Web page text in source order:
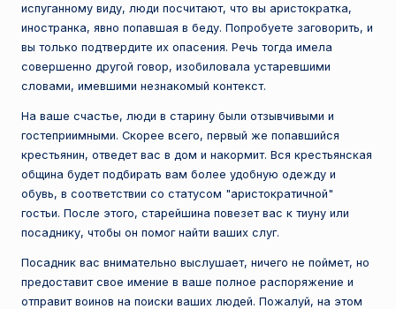
испуганному виду, люди посчитают, что вы аристократка,
иностранка, явно попавшая в беду. Попробуете заговорить, и
вы только подтвердите их опасения. Речь тогда имела
совершенно другой говор, изобиловала устаревшими
словами, имевшими незнакомый контекст.
На ваше счастье, люди в старину были отзывчивыми и
гостеприимными. Скорее всего, первый же попавшийся
крестьянин, отведет вас в дом и накормит. Вся крестьянская
община будет подбирать вам более удобную одежду и
обувь, в соответствии со статусом "аристократичной"
гостьи. После этого, старейшина повезет вас к тиуну или
посаднику, чтобы он помог найти ваших слуг.
Посадник вас внимательно выслушает, ничего не поймет, но
предоставит свое имение в ваше полное распоряжение и
отправит воинов на поиски ваших людей. Пожалуй, на этом